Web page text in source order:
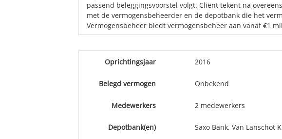
passend beleggingsvoorstel volgt. Cliënt tekent na
met de vermogensbeheerder en de depotbank die het
Vermogensbeheer biedt vermogensbeheer aan vanaf €1
Oprichtingsjaar 2016
Belegd vermogen Onbekend
Medewerkers 2 medewerkers
Depotbank(en) Saxo Bank, Van Lanschot